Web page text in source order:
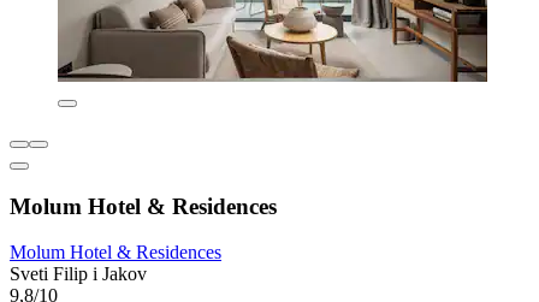
Molum Hotel & Residences
Molum Hotel & Residences
Sveti Filip i Jakov
9,8/10